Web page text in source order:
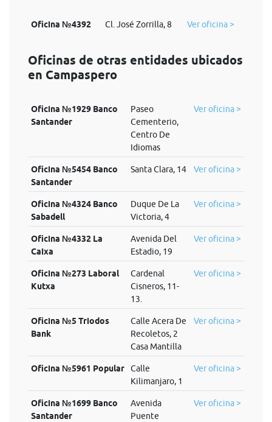
Oficina №4392 Cl. José Zorrilla, 8 Ver oficina >
Oficinas de otras entidades ubicados
en Campaspero
Oficina №1929 Banco
Santander
Paseo
Cementerio,
Centro De
Idiomas
Ver oficina >
Oficina №5454 Banco
Santander
Santa Clara, 14 Ver oficina >
Oficina №4324 Banco
Sabadell
Duque De La
Victoria, 4
Ver oficina >
Oficina №4332 La
Caixa
Avenida Del
Estadio, 19
Ver oficina >
Oficina №273 Laboral
Kutxa
Cardenal
Cisneros, 11-
13.
Ver oficina >
Oficina №5 Triodos
Bank
Calle Acera De
Recoletos, 2
Casa Mantilla
Ver oficina >
Oficina №5961 Popular
Calle
Kilimanjaro, 1
Ver oficina >
Oficina №1699 Banco
Santander
Avenida
Puente
Ver oficina >